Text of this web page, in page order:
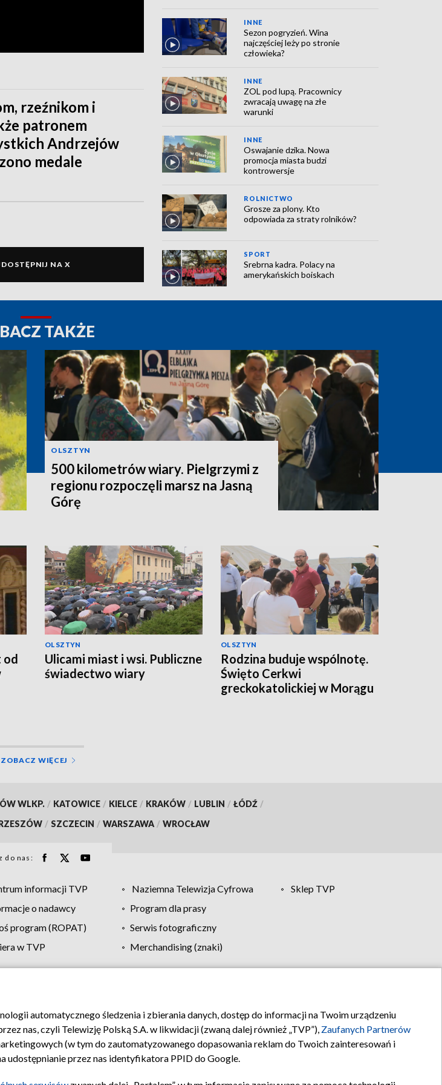
rzeźnikom i
patronem
Andrzejów
medale
NA X
INNE
Sezon pogryzień. Wina
najczęściej leży po stronie
człowieka?
INNE
ZOL pod lupą. Pracownicy
zwracają uwagę na złe
warunki
INNE
Oswajanie dzika. Nowa
promocja miasta budzi
kontrowersje
ROLNICTWO
Grosze za plony. Kto
odpowiada za straty rolników?
SPORT
Srebrna kadra. Polacy na
amerykańskich boiskach
TAKŻE
OLSZTYN
500 kilometrów wiary. Pielgrzymi z
regionu rozpoczęli marsz na Jasną
Górę
od
OLSZTYN
Ulicami miast i wsi. Publiczne
świadectwo wiary
OLSZTYN
Rodzina buduje wspólnotę.
Święto Cerkwi
greckokatolickiej w Morągu
ZOBACZ WIĘCEJ
WLKP. / KATOWICE / KIELCE / KRAKÓW / LUBLIN / ŁÓDŹ /
/ SZCZECIN / WARSZAWA / WROCŁAW
do nas:
informacji TVP Naziemna Telewizja Cyfrowa
Sklep TVP
o nadawcy
Program dla prasy
program (ROPAT)
Serwis fotograficzny
w TVP
Merchandising (znaki)
Moje zgody Pomoc Biuro reklamy Kontakt
automatycznego śledzenia i zbierania danych, dostęp do informacji na Twoim urządzeniu
nas, czyli Telewizję Polską S.A. w likwidacji (zwaną dalej również „TVP”), Zaufanych Partnerów
(w tym do zautomatyzowanego dopasowania reklam do Twoich zainteresowań i
udostępnianie przez nas identyfikatora PPID do Google.